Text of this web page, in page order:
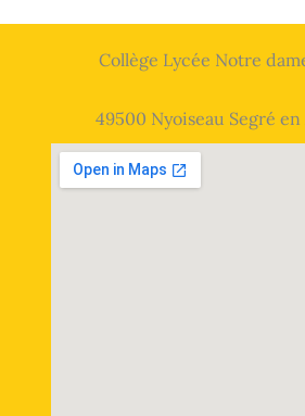
Collège Lycée Notre
49500 Nyoiseau Segré